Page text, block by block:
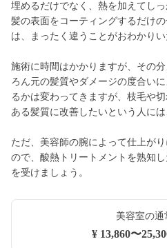
埋めるだけでなく、熱を加えてし
髪の表面をコーティングするだけ
は、まったく違うことがおわかりい
施術に時間はかかりますが、その
ろん元の髪質やダメージの度合い
るかは変わってきますが、枝毛や
ある髪質に改善したいという人には
ただ、美容師の腕によって仕上が
ので、酸熱トリートメントを熟知
を受けましょう。
美容室の通
¥ 13,860〜